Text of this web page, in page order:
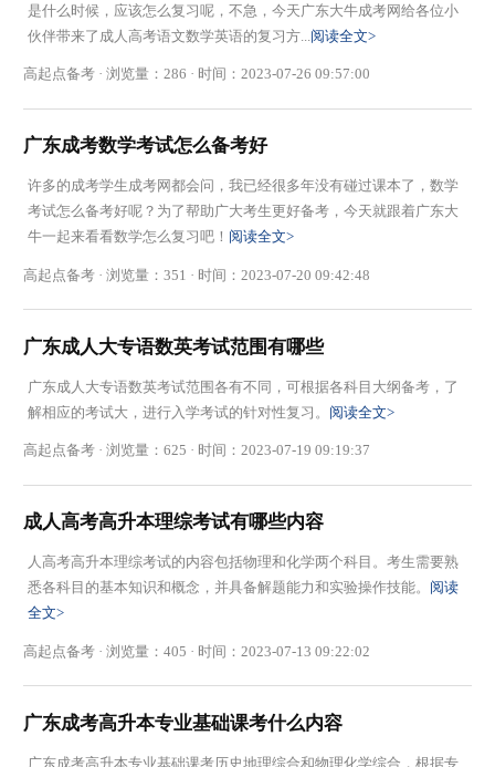
是什么时候，应该怎么复习呢，不急，今天广东大牛成考网给各位小
伙伴带来了成人高考语文数学英语​的复习方... 阅读全文>
高起点备考 · 浏览量：286 · 时间：2023-07-26 09:57:00
广东成考数学考试怎么备考好
许多的成考学生成考网都会问，我已经很多年没有碰过课本了，数学
考试怎么备考好呢？为了帮助广大考生更好备考，今天就跟着广东大
牛一起来看看数学怎么复习吧！ 阅读全文>
高起点备考 · 浏览量：351 · 时间：2023-07-20 09:42:48
广东成人大专语数英考试范围有哪些
广东成人大专语数英考试范围各有不同，可根据各科目大纲备考，了
解相应的考试大，进行入学考试的针对性复习。 阅读全文>
高起点备考 · 浏览量：625 · 时间：2023-07-19 09:19:37
成人高考高升本理综考试有哪些内容
人高考高升本理综考试的内容包括物理和化学两个科目。考生需要熟
悉各科目的基本知识和概念，并具备解题能力和实验操作技能。 阅读
全文>
高起点备考 · 浏览量：405 · 时间：2023-07-13 09:22:02
广东成考高升本专业基础课考什么内容
广东成考高升本专业基础课考历史地理综合和物理化学综合，根据专